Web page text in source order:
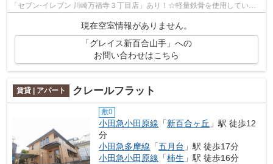
「セブン‐イレブン 川崎万福寺３丁目店」あり！☆軽量鉄骨を使用している
ので、地震対策にもつながります☆駅から...
現在空室情報がありません。
「グレイス新百合山手」への
お問い合わせはこちら
賃貸 | アパート クレールフラット
敷0
小田急小田原線 「新百合ヶ丘 」駅 徒歩12
分
小田急多摩線 「五月台 」駅 徒歩17分
小田急小田原線 「柿生 」駅 徒歩16分